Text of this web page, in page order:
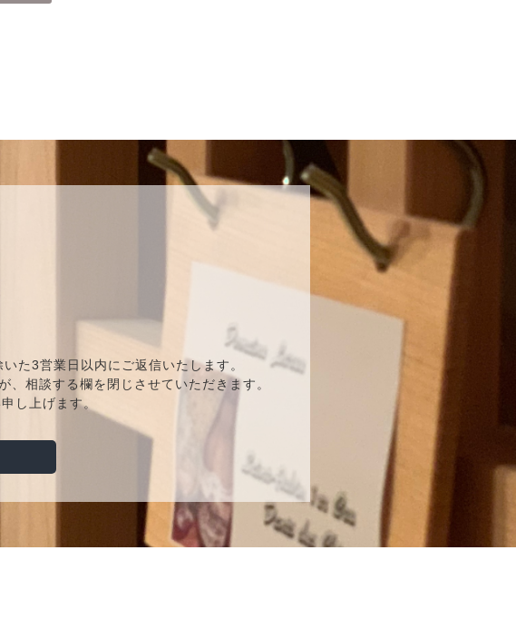
た3営業日以内にご返信いたします。
相談する欄を閉じさせていただきます。
し上げます。